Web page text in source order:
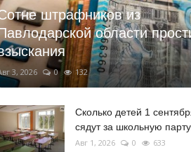
штрафников из
области
3, 2026 0 132
Сколько детей 1
сядут за школьную
Авг 1, 2026 0 633